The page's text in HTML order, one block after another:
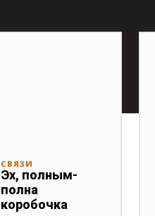
СВЯЗИ
Эх, полным-
полна
коробочка